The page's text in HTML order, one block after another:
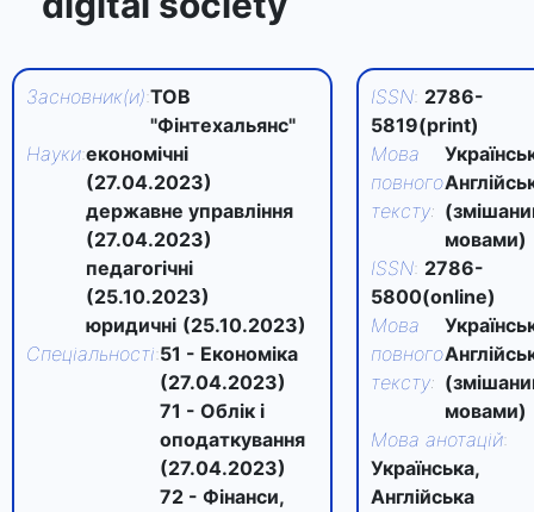
Засновник(и):ТОВ
"Фінтехальянс"
Науки:економічні
(27.04.2023)
державне управління
(27.04.2023)
педагогічні
(25.10.2023)
юридичні (25.10.2023)
Спеціальності:51 - Економіка
(27.04.2023)
71 - Облік і
оподаткування
(27.04.2023)
72 - Фінанси,
ISSN: 2786-
5819(print)
Мова
повного
тексту:
мовами)
ISSN: 2786-
5800(online)
Мова
повного
тексту:
мовами)
Мова анотацій:
Українська,
Англійська